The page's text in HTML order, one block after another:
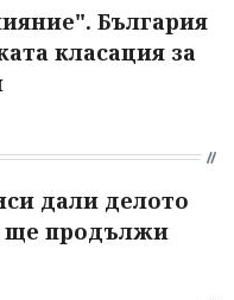
България
класация за
дали делото
ще продължи